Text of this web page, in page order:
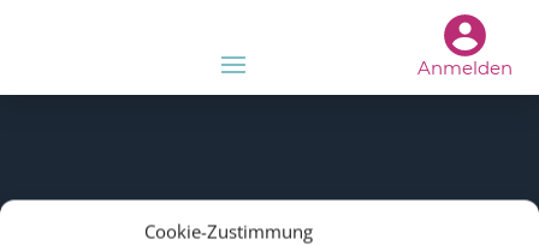
Cookie-Zustimmung
Anmelden